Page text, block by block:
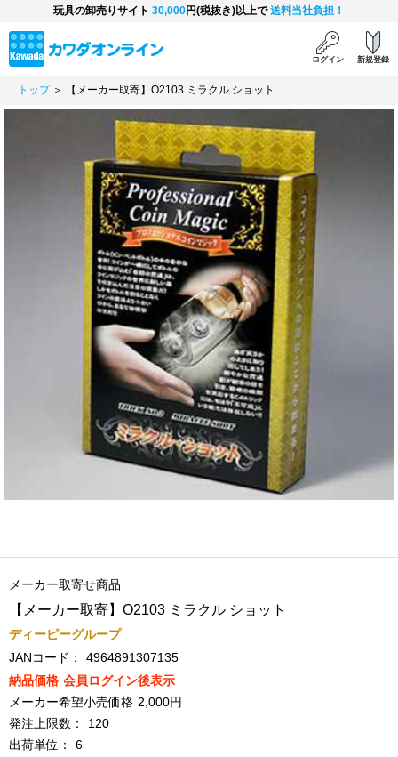
玩具の卸売りサイト 30,000円(税抜き)以上で送料当社負担！
ログイン 新規登録
トップ＞ 【メーカー取寄】O2103 ミラクル ショット
メーカー取寄せ商品
【メーカー取寄】O2103 ミラクル ショット
ディーピーグループ
JANコード：
4964891307135
納品価格 会員ログイン後表示
メーカー希望小売価格 2,000円
発注上限数：
120
出荷単位：
6